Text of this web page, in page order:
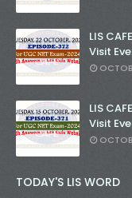
LIS
Visit
LIS
Visit
TODAY'S LIS WORD